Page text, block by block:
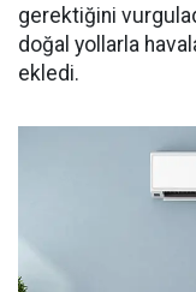
gerektiğini
doğal yollarla
ekledi.